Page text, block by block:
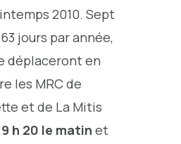
2010. Sept
jours par année,
déplaceront en
les MRC de
et de La Mitis
h 20 le matin et